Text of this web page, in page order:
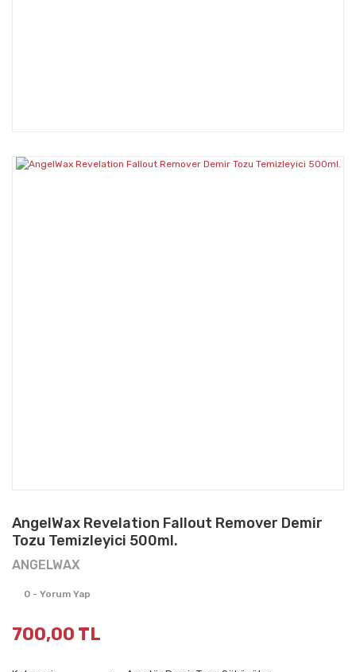
AngelWax Revelation Fallout Remover Demir
Tozu Temizleyici 500ml.
ANGELWAX
0 - Yorum Yap
700,00 TL